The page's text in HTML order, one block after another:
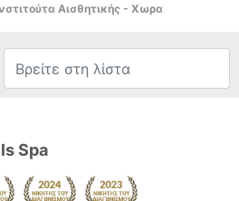
Αισθητικής - Χωρα
Spa